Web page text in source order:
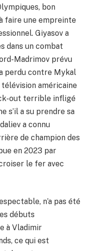
bon
faire une empreinte
Giyasov a
dans un combat
Madrimov prévu
perdu contre Mykal
télévision américaine
out terrible infligé
s’il a su prendre sa
a connu
de champion des
en 2023 par
le fer avec
n’a pas été
débuts
à Vladimir
ce qui est